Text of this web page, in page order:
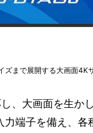
ズまで展開する大画面4K
、大画面を生か
端子を備え、各